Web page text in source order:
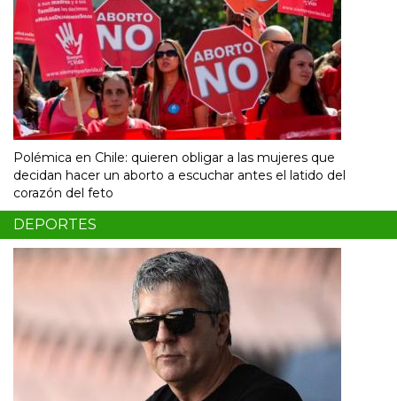
Polémica en Chile: quieren obligar a las mujeres que
decidan hacer un aborto a escuchar antes el latido del
corazón del feto
DEPORTES